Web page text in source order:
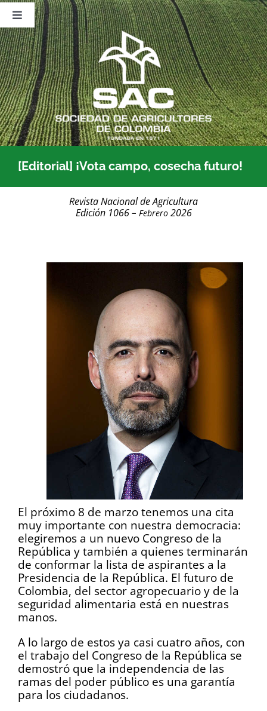
Saltar
contenido
Toggle
Navigation
Nosotros
Publicaciones
Sala de Prensa
Eventos
[Editorial] ¡Vota campo, cosecha futuro!
Revista Nacional de Agricultura
Edición 1066 – Febrero2026
El próximo 8 de marzo tenemos una cita
muy importante con nuestra democracia:
elegiremos a un nuevo Congreso de la
República y también a quienes terminarán
de conformar la lista de aspirantes a la
Presidencia de la República. El futuro de
Colombia, del sector agropecuario y de la
seguridad alimentaria está en nuestras
manos.
A lo largo de estos ya casi cuatro años, con
el trabajo del Congreso de la República se
demostró que la independencia de las
ramas del poder público es una garantía
para los ciudadanos.